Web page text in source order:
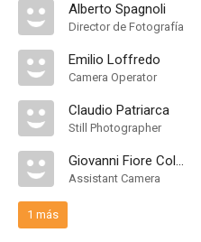
Alberto Spagnoli
Director de Fotografía
Emilio Loffredo
Camera Operator
Claudio Patriarca
Still Photographer
Giovanni Fiore Coltellacci
Assistant Camera
1 más